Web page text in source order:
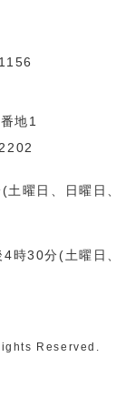
地1
曜日、日曜日、
時30分(土曜日、
Reserved.